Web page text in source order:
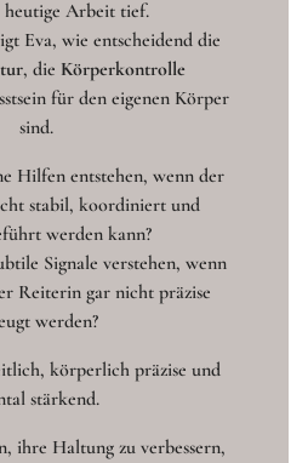
Arbeit tief.
Eva, wie entscheidend die
, die Körperkontrolle
für den eigenen Körper
sind.
Hilfen entstehen, wenn der
stabil, koordiniert und
werden kann?
Signale verstehen, wenn
Reiterin gar nicht präzise
werden?
körperlich präzise und
stärkend.
ihre Haltung zu verbessern,